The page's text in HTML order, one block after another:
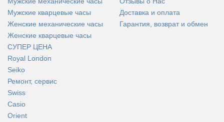
Мужские кварцевые часы
Женские механические часы
Женские кварцевые часы
СУПЕР ЦЕНА
Royal London
Seiko
Ремонт, сервис
Swiss
Casio
Orient
Доставка и оплата
Гарантия, возврат и обмен